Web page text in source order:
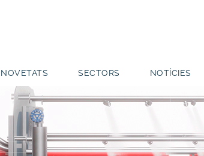
NOVETATS SECTORS NOTÍCIES